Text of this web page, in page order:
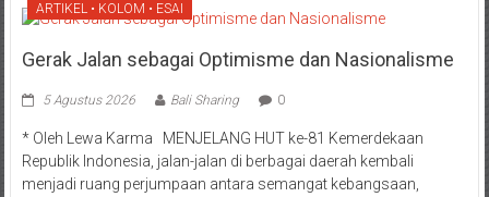
ARTIKEL • KOLOM • ESAI
Gerak Jalan sebagai Optimisme dan Nasionalisme
5 Agustus 2026 Bali Sharing 0
* Oleh Lewa Karma MENJELANG HUT ke-81 Kemerdekaan
Republik Indonesia, jalan-jalan di berbagai daerah kembali
menjadi ruang perjumpaan antara semangat kebangsaan,